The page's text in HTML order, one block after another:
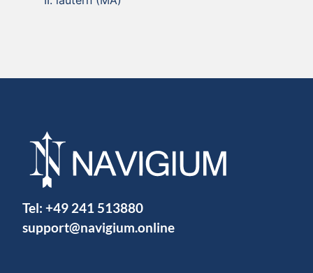
Tel: +49 241 513880
support@navigium.online